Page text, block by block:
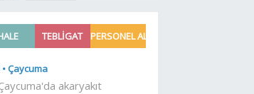
Melikgazi şantiye
alanına döndü
06:56Antikacılar